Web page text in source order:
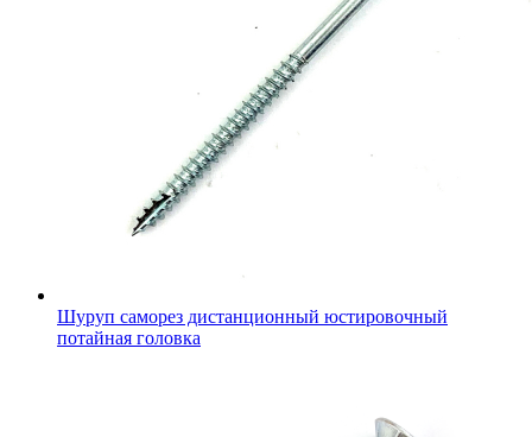
Шуруп саморез дистанционный юстировочный
потайная головка